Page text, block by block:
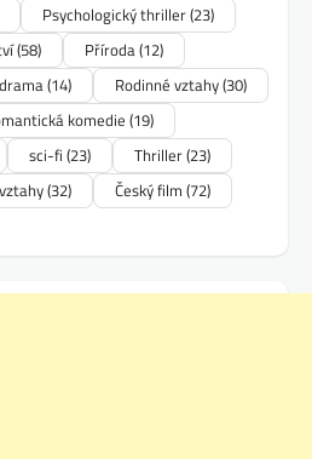
Psychologický thriller(23)
(58) Příroda(12)
(14) Rodinné vztahy(30)
komedie (19)
sci-fi (23) Thriller(23)
vztahy(32) Český film (72)